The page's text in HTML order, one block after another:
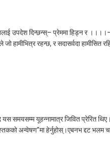
उपदेश दिन्छन्स्– प्रेममा हिड्न र
हामीभित्र रहन्छ, र सदासर्वदा हामीसित
समयसम्म यूहन्नामात्र जिवित प्रेरित
अन्वेषण”मा हेर्नुहोस्।एबनभ द्दट भलम